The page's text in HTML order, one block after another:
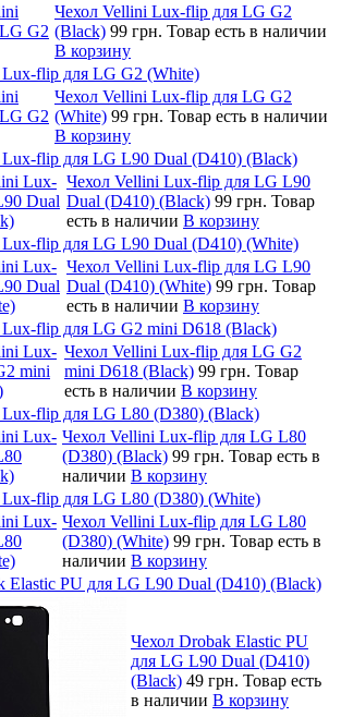
Чехол Vellini Lux-flip для LG G2
(Black) 99 грн. Товар есть в наличии
В корзину
flip для LG G2 (White)
Чехол Vellini Lux-flip для LG G2
(White) 99 грн. Товар есть в наличии
В корзину
flip для LG L90 Dual (D410) (Black)
Чехол Vellini Lux-flip для LG L90
Dual (D410) (Black) 99 грн. Товар
есть в наличии В корзину
flip для LG L90 Dual (D410) (White)
Чехол Vellini Lux-flip для LG L90
Dual (D410) (White) 99 грн. Товар
есть в наличии В корзину
flip для LG G2 mini D618 (Black)
Чехол Vellini Lux-flip для LG G2
mini D618 (Black) 99 грн. Товар
есть в наличии В корзину
flip для LG L80 (D380) (Black)
Чехол Vellini Lux-flip для LG L80
(D380) (Black) 99 грн. Товар есть в
наличии В корзину
flip для LG L80 (D380) (White)
Чехол Vellini Lux-flip для LG L80
(D380) (White) 99 грн. Товар есть в
наличии В корзину
Elastic PU для LG L90 Dual (D410) (Black)
Чехол Drobak Elastic PU
для LG L90 Dual (D410)
(Black) 49 грн. Товар есть
в наличии В корзину